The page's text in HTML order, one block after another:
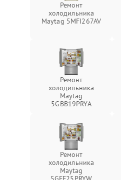
Ремонт
холодильника
Maytag 5MFI267AV
Ремонт
холодильника
Maytag
5GBB19PRYA
Ремонт
холодильника
Maytag